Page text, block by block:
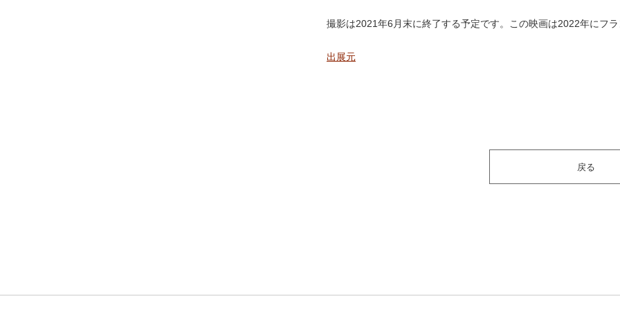
撮影は2021年6月末に終了する予定です。この映画は2022年にフラ
出展元
戻る